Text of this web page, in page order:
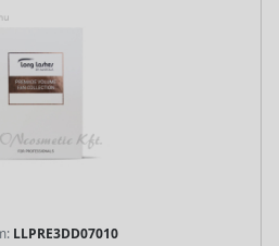
LLPRE3DD07010